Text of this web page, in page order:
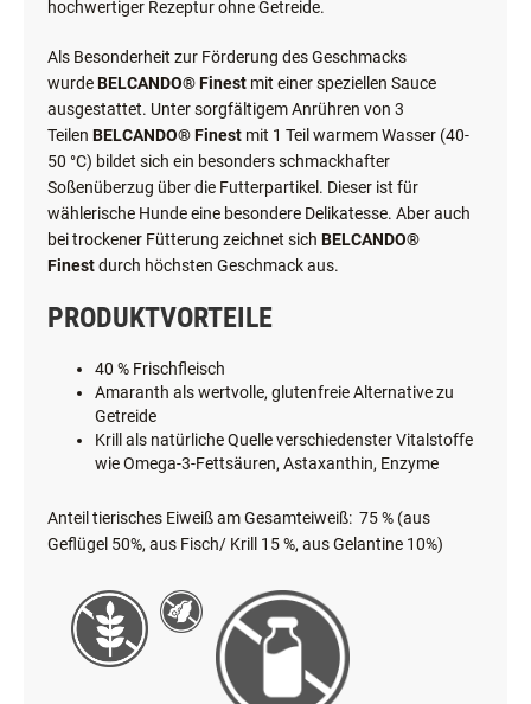
hochwertiger Rezeptur ohne Getreide.
Als Besonderheit zur Förderung des Geschmacks
wurdeBELCANDO® Finest mit einer speziellen Sauce
ausgestattet. Unter sorgfältigem Anrühren von 3
Teilen BELCANDO® Finest mit 1 Teil warmem Wasser (40-
50 °C) bildet sich ein besonders schmackhafter
Soßenüberzug über die Futterpartikel. Dieser ist für
wählerische Hunde eine besondere Delikatesse. Aber auch
bei trockener Fütterung zeichnet sich BELCANDO®
Finestdurch höchsten Geschmack aus.
PRODUKTVORTEILE
40 % Frischfleisch
Amaranth als wertvolle, glutenfreie Alternative zu
Getreide
Krill als natürliche Quelle verschiedenster Vitalstoffe
wie Omega-3-Fettsäuren, Astaxanthin, Enzyme
Anteil tierisches Eiweiß am Gesamteiweiß: 75 % (aus
Geflügel 50%, aus Fisch/ Krill 15 %, aus Gelantine 10%)